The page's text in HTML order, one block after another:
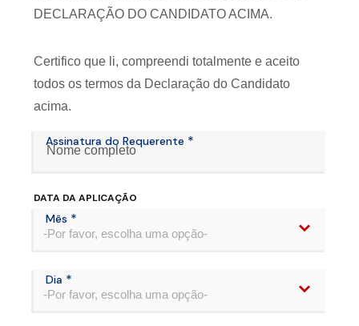
DECLARAÇÃO DO CANDIDATO ACIMA.
Certifico que li, compreendi totalmente e aceito
todos os termos da Declaração do Candidato
acima.
Assinatura do Requerente *
DATA DA APLICAÇÃO
-Por favor, escolha uma opção-
Mês *
-Por favor, escolha uma opção-
Dia *